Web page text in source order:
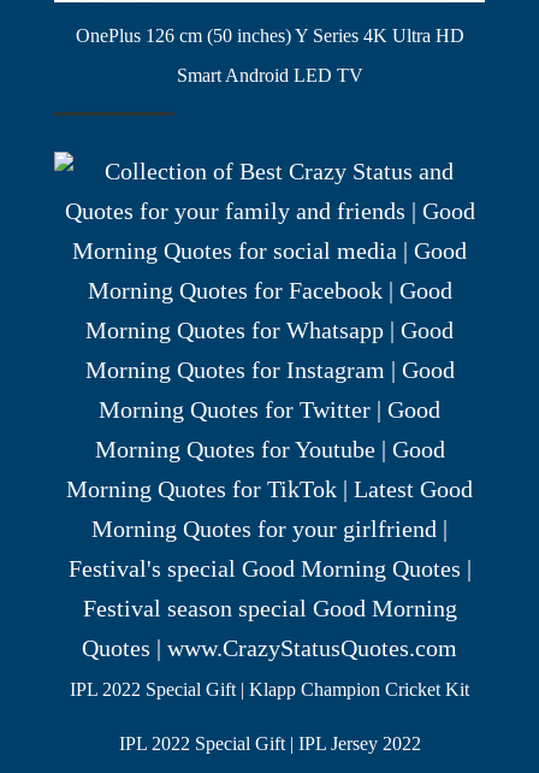
OnePlus 126 cm (50 inches) Y Series 4K Ultra HD
Smart Android LED TV
IPL 2022 Special Gift | Klapp Champion Cricket Kit
IPL 2022 Special Gift | IPL Jersey 2022